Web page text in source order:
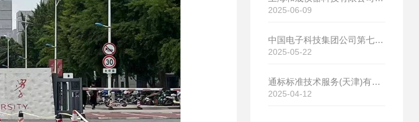
2025-06-09
中国电子科技集团公司第七研究所选购我司差示扫描量热仪
2025-05-22
通标标准技术服务(天津)有限公司选购我司HS-DR-5导热系数测试仪
2025-04-12